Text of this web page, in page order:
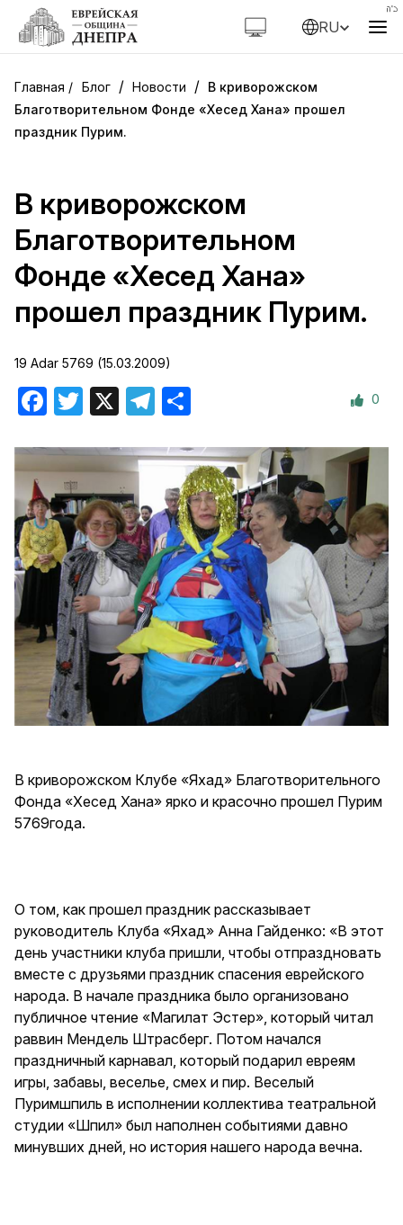
RU
Блог / Новости / В криворожском
Благотворительном Фонде «Хесед Хана» прошел
праздник Пурим.
В криворожском
Благотворительном
Фонде «Хесед Хана»
прошел праздник Пурим.
19 Adar 5769 (15.03.2009)
Facebook
Twitter Telegram 0
В криворожском Клубе «Яхад» Благотворительного
Фонда «Хесед Хана» ярко и красочно прошел Пурим
5769года.
О том, как прошел праздник рассказывает
руководитель Клуба «Яхад» Анна Гайденко: «В этот
день участники клуба пришли, чтобы отпраздновать
вместе с друзьями праздник спасения еврейского
народа. В начале праздника было организовано
публичное чтение «Магилат Эстер», который читал
раввин Мендель Штрасберг. Потом начался
праздничный карнавал, который подарил евреям
игры, забавы, веселье, смех и пир. Веселый
Пуримшпиль в исполнении коллектива театральной
студии «Шпил» был наполнен событиями давно
минувших дней, но история нашего народа вечна.